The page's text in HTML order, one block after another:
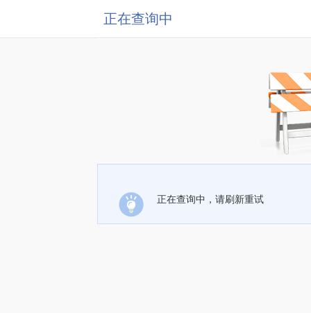
正在查询中
正在查询中，请刷新重试